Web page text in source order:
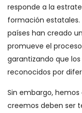
responde a la
formación estatales.
países han creado
promueve el
garantizando que
reconocidos por
Sin embargo,
creemos deben ser